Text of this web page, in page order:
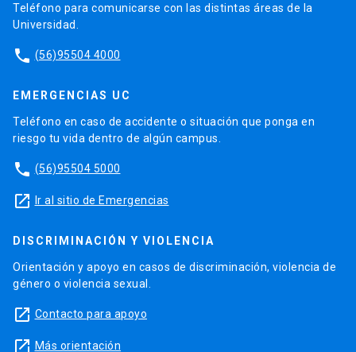
Teléfono para comunicarse con las distintas áreas de la
Universidad.
phone (56)95504 4000
EMERGENCIAS UC
Teléfono en caso de accidente o situación que ponga en
riesgo tu vida dentro de algún campus.
phone (56)95504 5000
launch Ir al sitio de Emergencias
DISCRIMINACIÓN Y VIOLENCIA
Orientación y apoyo en casos de discriminación, violencia de
género o violencia sexual.
launch Contacto para apoyo
launch Más orientación